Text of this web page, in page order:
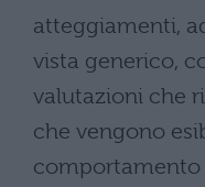
atteggiamenti,
vista generico,
valutazioni che
che vengono
comportamento